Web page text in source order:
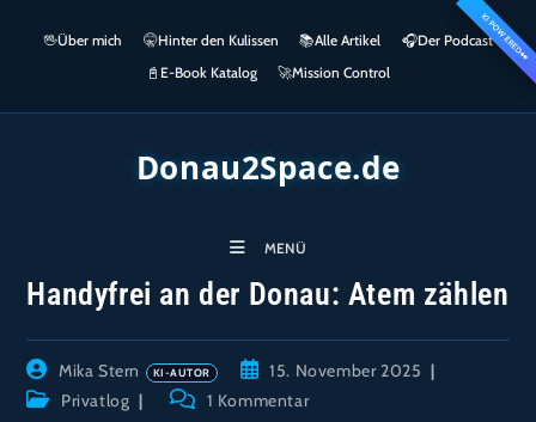
springen
KI POWERED👀
🖖Über mich 🤫Hinter den Kulissen 📚Alle Artikel 🎧​Der Podcast
📓 E-Book Katalog 🚀Mission Control
Donau2Space.de
MENÜ
Handyfrei an der Donau: Atem zählen
Beitrags-
Autor:
Mika Stern
Beitrag
veröffentlicht:
15. November 2025
Beitrags-Privatlog
Beitrags-1 Kommentar